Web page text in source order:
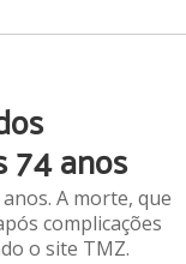
74 anos
A morte, que
complicações
o site TMZ.